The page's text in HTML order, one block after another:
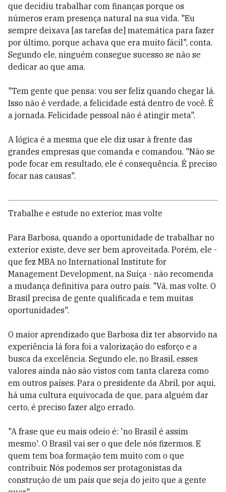
que decidiu trabalhar com finanças porque os
números eram presença natural na sua vida. "Eu
sempre deixava [as tarefas de] matemática para fazer
por último, porque achava que era muito fácil", conta.
Segundo ele, ninguém consegue sucesso se não se
dedicar ao que ama.
"Tem gente que pensa: vou ser feliz quando chegar lá.
Isso não é verdade, a felicidade está dentro de você. É
a jornada. Felicidade pessoal não é atingir meta".
A lógica é a mesma que ele diz usar à frente das
grandes empresas que comanda e comandou. "Não se
pode focar em resultado, ele é consequência. É preciso
focar nas causas".
Trabalhe e estude no exterior, mas volte
Para Barbosa, quando a oportunidade de trabalhar no
exterior existe, deve ser bem aproveitada. Porém, ele -
que fez MBA no International Institute for
Management Development, na Suíça - não recomenda
a mudança definitiva para outro país. "Vá, mas volte. O
Brasil precisa de gente qualificada e tem muitas
oportunidades".
O maior aprendizado que Barbosa diz ter absorvido na
experiência lá fora foi a valorização do esforço e a
busca da excelência. Segundo ele, no Brasil, esses
valores ainda não são vistos com tanta clareza como
em outros países. Para o presidente da Abril, por aqui,
há uma cultura equivocada de que, para alguém dar
certo, é preciso fazer algo errado.
"A frase que eu mais odeio é: 'no Brasil é assim
mesmo'. O Brasil vai ser o que dele nós fizermos. E
quem tem boa formação tem muito com o que
contribuir. Nós podemos ser protagonistas da
construção de um país que seja do jeito que a gente